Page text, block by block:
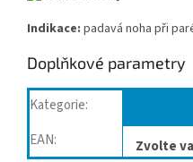
Indikace: padavá noha při
Doplňkové parametry
Kategorie:
EAN: Zvolte